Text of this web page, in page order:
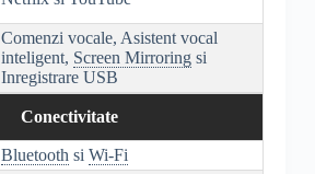
Comenzi vocale, Asistent vocal
inteligent, Screen Mirroringsi
Inregistrare USB
Conectivitate
Bluetooth si Wi-Fi